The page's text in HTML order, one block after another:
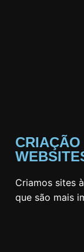
CRIAÇÃO
Criamos sites
que são mais